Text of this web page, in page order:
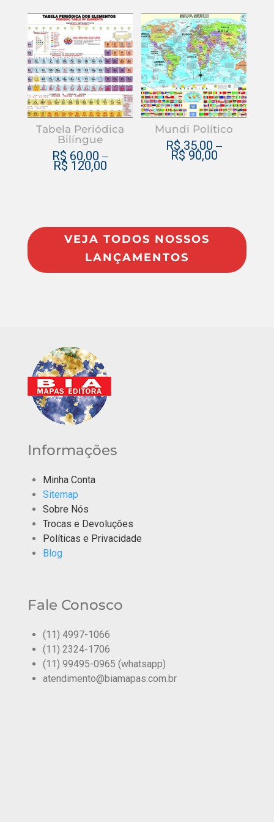
produto
Tabela Periódica
Bilíngue
R$ 60,00 –
R$ 120,00
Este
produto
tem
várias
variantes.
As
opções
escolhidas
Mundi Político
R$35,00 –
R$ 90,00
Este
tem
várias
As
VEJA TODOS NOSSOS
LANÇAMENTOS
Informações
Minha Conta
Sitemap
Sobre Nós
Trocas e Devoluções
Políticas e Privacidade
Blog
Fale Conosco
(11) 4997-1066
(11) 2324-1706
(11) 99495-0965 (whatsapp)
atendimento@biamapas.com.br